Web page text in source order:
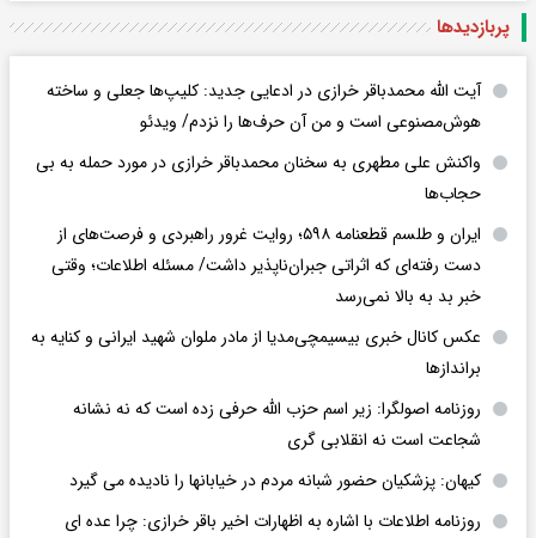
پربازدید‌ها
آیت الله محمدباقر خرازی در ادعایی جدید: کلیپ‌ها جعلی و ساخته
هوش‌مصنوعی است و من آن حرف‌ها را نزدم/ ویدئو
واکنش علی مطهری به سخنان محمدباقر خرازی در مورد حمله به بی
حجاب‌ها
ایران و طلسم قطعنامه ۵۹۸؛ روایت غرور راهبردی و فرصت‌های از
دست رفته‌ای که اثراتی جبران‌ناپذیر داشت/ مسئله اطلاعات؛ وقتی
خبر بد به بالا نمی‌رسد
عکس کانال خبری بیسیمچی‌مدیا از مادر ملوان شهید ایرانی و کنایه به
براندازها
روزنامه اصولگرا: زیر اسم حزب الله حرفی زده است که نه نشانه
شجاعت است نه انقلابی گری
کیهان: پزشکیان حضور شبانه مردم در خیابانها را نادیده می گیرد
روزنامه اطلاعات با اشاره به اظهارات اخیر باقر خرازی: چرا عده ای